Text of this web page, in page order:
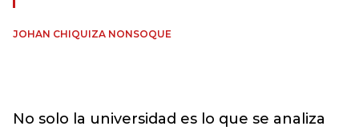
JOHAN CHIQUIZA NONSOQUE
No solo la universidad es lo que se analiza